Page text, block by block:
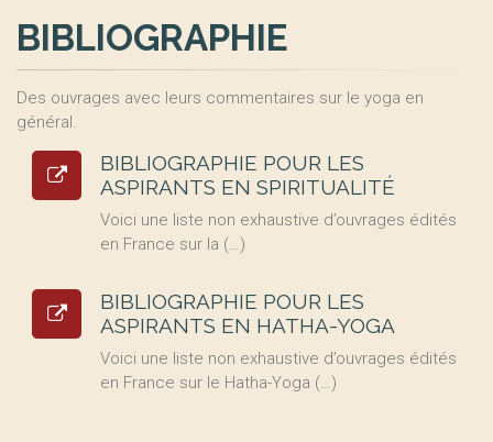
BIBLIOGRAPHIE
Des ouvrages avec leurs commentaires sur le yoga en
général.
BIBLIOGRAPHIE POUR LES
ASPIRANTS EN SPIRITUALITÉ
Voici une liste non exhaustive d’ouvrages édités
en France sur la (…)
BIBLIOGRAPHIE POUR LES
ASPIRANTS EN HATHA-YOGA
Voici une liste non exhaustive d’ouvrages édités
en France sur le Hatha-Yoga (…)